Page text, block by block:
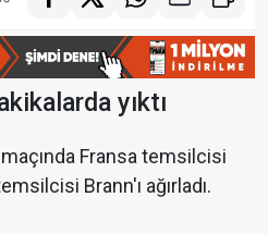
yıktı
Fransa temsilcisi
Brann'ı ağırladı.